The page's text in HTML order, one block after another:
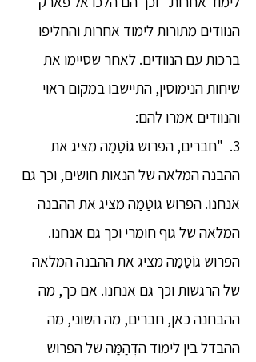
הנוודים מתורות לימוד אחרות והחליפו
ברכות עם הנוודים. לאחר שסיימו את
שיחות הנימוסין, התיישבו במקום ראוי
והנוודים אמרו להם:
3. "חברים, הפרוש גוֹטַמַה מציג את
ההבנה המלאה של הנאות חושים, וכך גם
אנחנו. הפרוש גוֹטַמַה מציג את ההבנה
המלאה של גוף חומרי וכך גם אנחנו.
הפרוש גוֹטַמַה מציג את ההבנה המלאה
של הרגשות וכך גם אנחנו. אם כך, מה
ההבחנה כאן, חברים, מה השוני, מה
ההבדל בין לימוד הדְהַמַּה של הפרוש